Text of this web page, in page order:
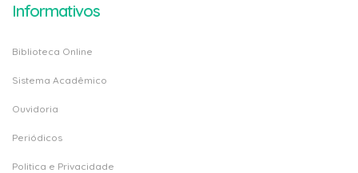
Informativos
Biblioteca Online
Sistema Acadêmico
Ouvidoria
Periódicos
Politica e Privacidade